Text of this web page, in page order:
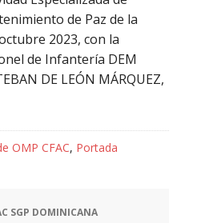
de Paz de la
2023, con la
de Infantería DEM
DE LEÓN MÁRQUEZ,
OMP CFAC, Portada
SGP DOMINICANA